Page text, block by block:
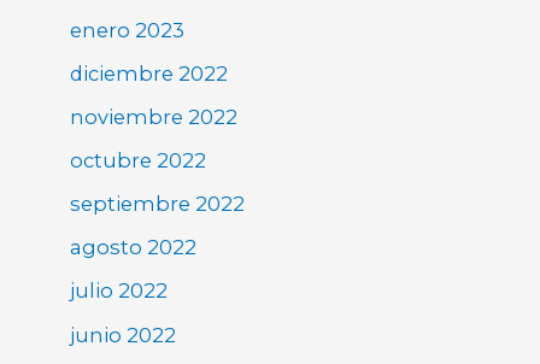
enero 2023
diciembre 2022
noviembre 2022
octubre 2022
septiembre 2022
agosto 2022
julio 2022
junio 2022